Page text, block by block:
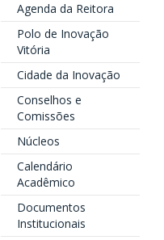
Agenda da Reitora
Polo de Inovação
Vitória
Cidade da Inovação
Conselhos e
Comissões
Núcleos
Calendário
Acadêmico
Documentos
Institucionais